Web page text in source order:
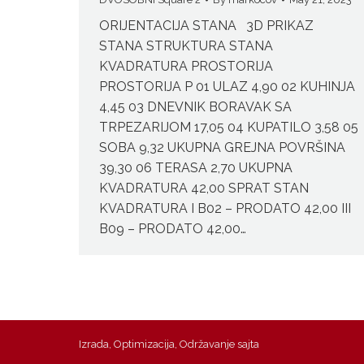
ORIJENTACIJA STANA 3D PRIKAZ
STANA STRUKTURA STANA
KVADRATURA PROSTORIJA
PROSTORIJA P 01 ULAZ 4,90 02 KUHINJA
4,45 03 DNEVNIK BORAVAK SA
TRPEZARIJOM 17,05 04 KUPATILO 3,58 05
SOBA 9,32 UKUPNA GREJNA POVRŠINA
39,30 06 TERASA 2,70 UKUPNA
KVADRATURA 42,00 SPRAT STAN
KVADRATURA I B02 – PRODATO 42,00 III
B09 – PRODATO 42,00…
Izrada Optimizacija Održavanje sajta